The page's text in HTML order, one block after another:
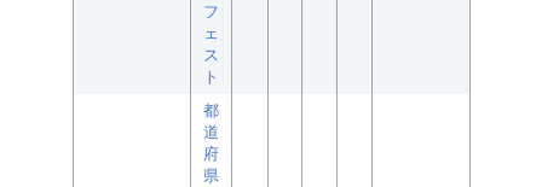
フ
ェ
ス
ト
都
道
府
県